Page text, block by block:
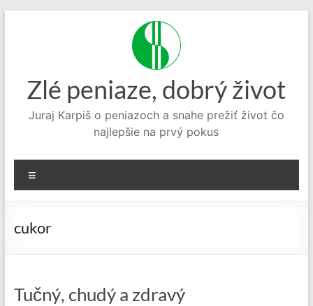
Zlé peniaze, dobrý život
Juraj Karpiš o peniazoch a snahe prežiť život čo
najlepšie na prvý pokus
cukor
Tučný, chudý a zdravý